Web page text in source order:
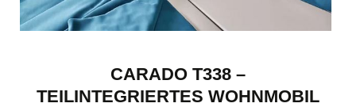
CARADO T338 –
TEILINTEGRIERTES WOHNMOBIL